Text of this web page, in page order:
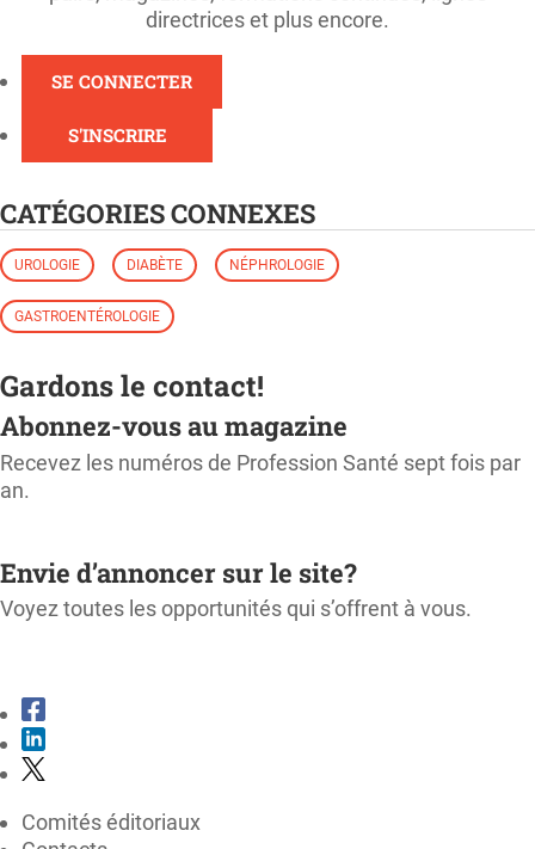
directrices et plus encore.
SE CONNECTER
S'INSCRIRE
CATÉGORIES CONNEXES
UROLOGIE DIABÈTE NÉPHROLOGIE
GASTROENTÉROLOGIE
Gardons le contact!
Abonnez-vous au magazine
Recevez les numéros de Profession Santé sept fois par
an.
Envie d’annoncer sur le site?
Voyez toutes les opportunités qui s’offrent à vous.
Comités éditoriaux